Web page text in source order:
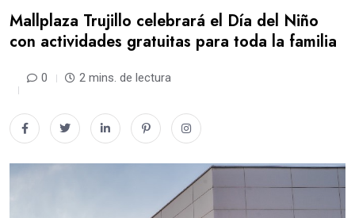
Mallplaza Trujillo celebrará el Día del Niño
con actividades gratuitas para toda la familia
0 2 mins. de lectura